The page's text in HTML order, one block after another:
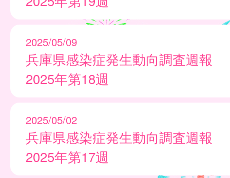
2025/05/09
兵庫県感染症発生動向調査週報
2025年第18週
2025/05/02
兵庫県感染症発生動向調査週報
2025年第17週